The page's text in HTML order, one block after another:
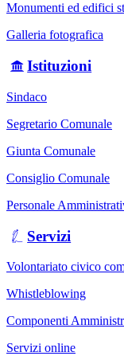
Monumenti ed edifici
Galleria fotografica
Istituzioni
Sindaco
Segretario Comunale
Giunta Comunale
Consiglio Comunale
Personale
Servizi
Volontariato civico
Whistleblowing
Componenti
Servizi online